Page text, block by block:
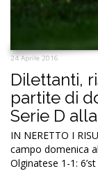
24 Aprile 2016
Dilettanti,
partite di
Serie D
IN NERETTO I
campo domenica
Olginatese 1-1: